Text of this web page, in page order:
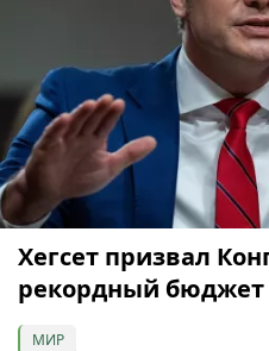
Хегсет призвал
рекордный бюджет
МИР